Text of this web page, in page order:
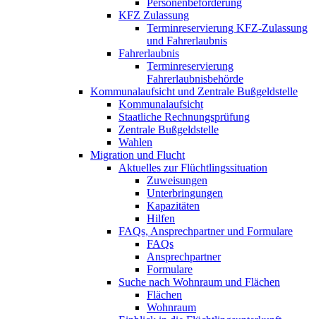
Personenbeförderung
KFZ Zulassung
Terminreservierung KFZ-Zulassung
und Fahrerlaubnis
Fahrerlaubnis
Terminreservierung
Fahrerlaubnisbehörde
Kommunalaufsicht und Zentrale Bußgeldstelle
Kommunalaufsicht
Staatliche Rechnungsprüfung
Zentrale Bußgeldstelle
Wahlen
Migration und Flucht
Aktuelles zur Flüchtlingssituation
Zuweisungen
Unterbringungen
Kapazitäten
Hilfen
FAQs, Ansprechpartner und Formulare
FAQs
Ansprechpartner
Formulare
Suche nach Wohnraum und Flächen
Flächen
Wohnraum